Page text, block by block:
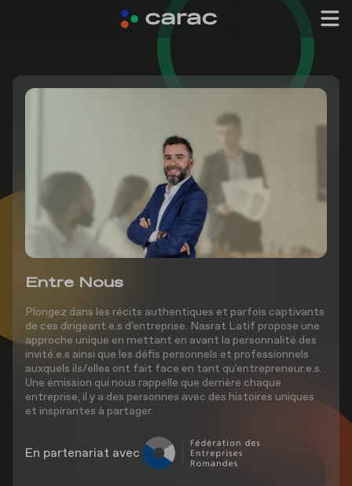
Entre Nous
Plongez dans les récits authentiques et parfois captivants
de ces dirigeant.e.s d'entreprise. Nasrat Latif propose une
approche unique en mettant en avant la personnalité des
invité.e.s ainsi que les défis personnels et professionnels
auxquels ils/elles ont fait face en tant qu'entrepreneur.e.s.
Une émission qui nous rappelle que derrière chaque
entreprise, il y a des personnes avec des histoires uniques
et inspirantes à partager.
En partenariat avec